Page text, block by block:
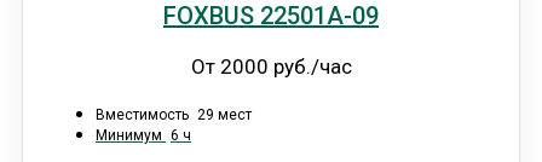
FOXBUS 22501А-09
От 2000 руб./час
Вместимость 29 мест
Минимум 6 ч